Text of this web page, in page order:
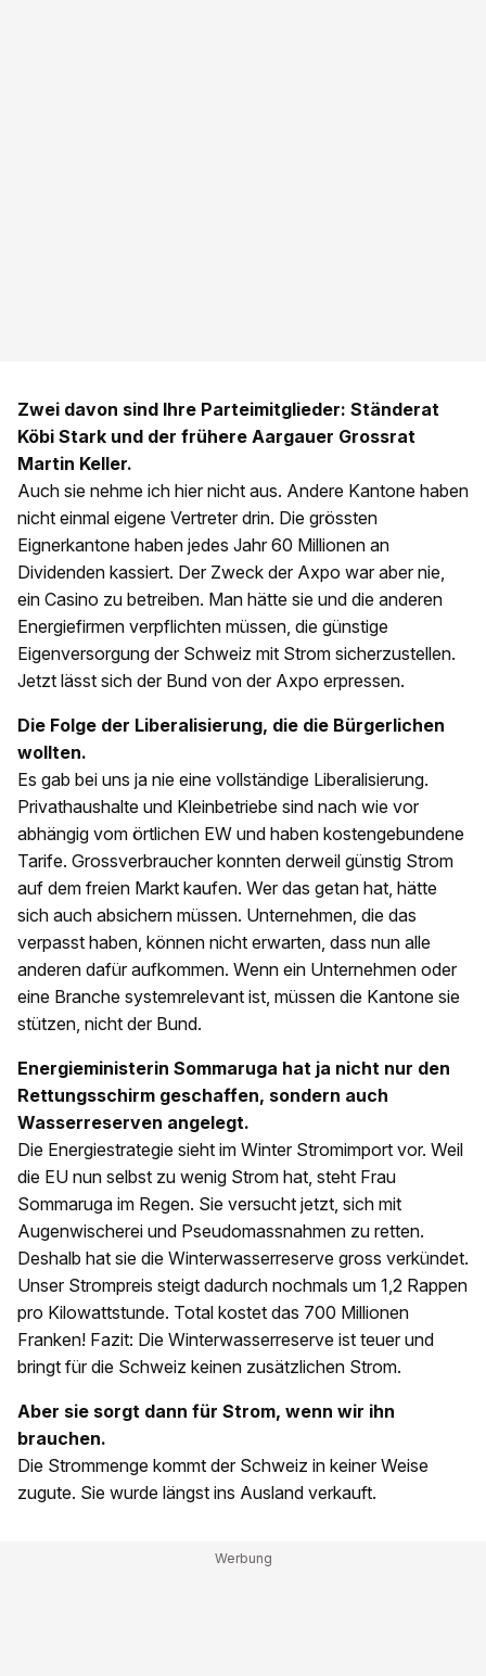
Zwei davon sind Ihre Parteimitglieder: Ständerat
Köbi Stark und der frühere Aargauer Grossrat
Martin Keller.
Auch sie nehme ich hier nicht aus. Andere Kantone haben
nicht einmal eigene Vertreter drin. Die grössten
Eignerkantone haben jedes Jahr 60 Millionen an
Dividenden kassiert. Der Zweck der Axpo war aber nie,
ein Casino zu betreiben. Man hätte sie und die anderen
Energiefirmen verpflichten müssen, die günstige
Eigenversorgung der Schweiz mit Strom sicherzustellen.
Jetzt lässt sich der Bund von der Axpo erpressen.
Die Folge der Liberalisierung, die die Bürgerlichen
wollten.
Es gab bei uns ja nie eine vollständige Liberalisierung.
Privathaushalte und Kleinbetriebe sind nach wie vor
abhängig vom örtlichen EW und haben kostengebundene
Tarife. Grossverbraucher konnten derweil günstig Strom
auf dem freien Markt kaufen. Wer das getan hat, hätte
sich auch absichern müssen. Unternehmen, die das
verpasst haben, können nicht erwarten, dass nun alle
anderen dafür aufkommen. Wenn ein Unternehmen oder
eine Branche systemrelevant ist, müssen die Kantone sie
stützen, nicht der Bund.
Energieministerin Sommaruga hat ja nicht nur den
Rettungsschirm geschaffen, sondern auch
Wasserreserven angelegt.
Die Energiestrategie sieht im Winter Stromimport vor. Weil
die EU nun selbst zu wenig Strom hat, steht Frau
Sommaruga im Regen. Sie versucht jetzt, sich mit
Augenwischerei und Pseudomassnahmen zu retten.
Deshalb hat sie die Winterwasserreserve gross verkündet.
Unser Strompreis steigt dadurch nochmals um 1,2 Rappen
pro Kilowattstunde. Total kostet das 700 Millionen
Franken! Fazit: Die Winterwasserreserve ist teuer und
bringt für die Schweiz keinen zusätzlichen Strom.
Aber sie sorgt dann für Strom, wenn wir ihn
brauchen.
Die Strommenge kommt der Schweiz in keiner Weise
zugute. Sie wurde längst ins Ausland verkauft.